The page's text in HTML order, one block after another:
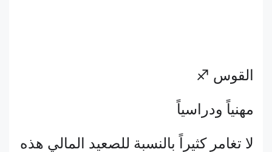
القوس ♐
مهنياً ودراسياً
لا تغامر كثيراً بالنسبة للصعيد المالي هذه